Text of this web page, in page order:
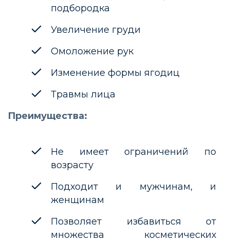
подбородка
Увеличение груди
Омоложение рук
Изменение формы ягодиц
Травмы лица
Преимущества:
Не имеет ограничений по
возрасту
Подходит и мужчинам, и
женщинам
Позволяет избавиться от
множества косметических